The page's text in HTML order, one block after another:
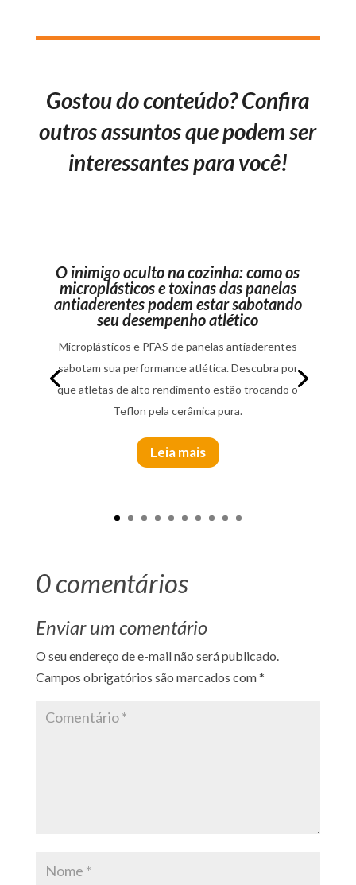
Gostou do conteúdo? Confira
outros assuntos que podem ser
interessantes para você!
O inimigo oculto na cozinha: como os
microplásticos e toxinas das panelas
antiaderentes podem estar sabotando
seu desempenho atlético
Microplásticos e PFAS de panelas antiaderentes
sabotam sua performance atlética. Descubra por
que atletas de alto rendimento estão trocando o
Teflon pela cerâmica pura.
Leia mais
0 comentários
Enviar um comentário
O seu endereço de e-mail não será publicado.
Campos obrigatórios são marcados com*